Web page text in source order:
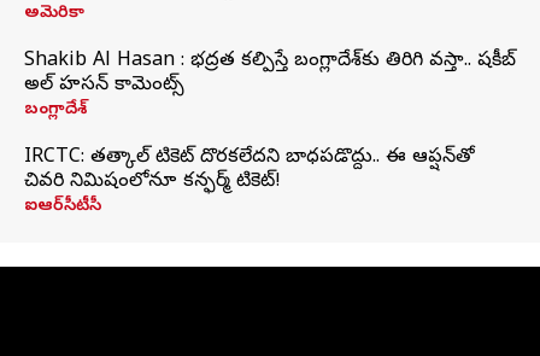
అమెరికా
Shakib Al Hasan : భద్రత కల్పిస్తే బంగ్లాదేశ్‌కు తిరిగి వస్తా.. షకీబ్
అల్ హసన్ కామెంట్స్
బంగ్లాదేశ్
IRCTC: తత్కాల్ టికెట్ దొరకలేదని బాధపడొద్దు.. ఈ ఆప్షన్‌తో
చివరి నిమిషంలోనూ కన్ఫర్మ్ టికెట్!
ఐఆర్‌సీటీసీ